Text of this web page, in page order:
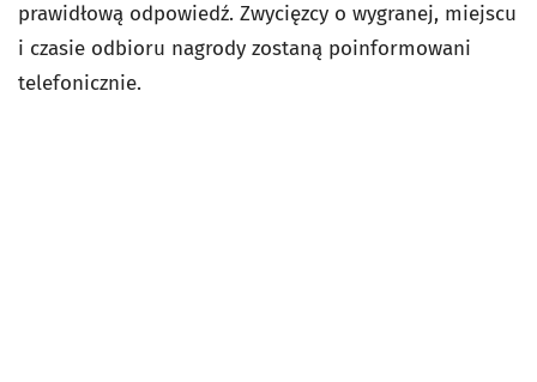
prawidłową odpowiedź. Zwycięzcy o wygranej, miejscu
i czasie odbioru nagrody zostaną poinformowani
telefonicznie.